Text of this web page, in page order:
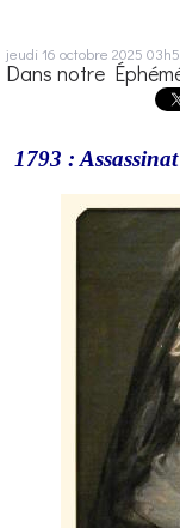
jeudi 16 octobre 2025
Dans notre
1793 :